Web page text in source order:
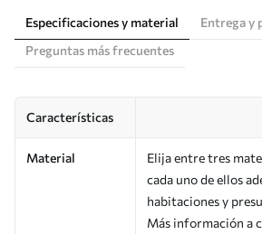
Especificaciones y material
Entrega y
Preguntas más frecuentes
Características
Material
Elija entre tres
cada uno de ellos
habitaciones y
Más información a